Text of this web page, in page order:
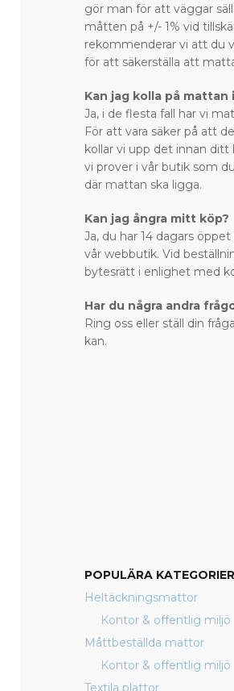
gör man för att väggar
måtten på +/- 1% vid
rekommenderar vi att du
för att säkerställa att
Kan jag kolla på mattan
Ja, i de flesta fall har vi
För att vara säker på att
kollar vi upp det innan ditt
vi prover i vår butik som
där mattan ska ligga.
Kan jag ångra mitt köp?
Ja, du har 14 dagars
vår webbutik. Vid
bytesrätt i enlighet med
Har du några andra
Ring oss eller ställ din
kan.
POPULÄRA KATEGORIER
Heltäckningsmattor
Kontor & offentlig miljö
Måttbeställda mattor
Kontor & offentlig miljö
Textila plattor